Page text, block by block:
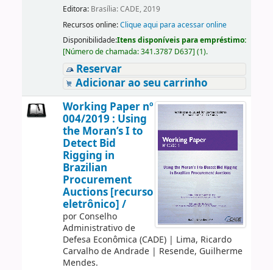
Editora: Brasília: CADE, 2019
Recursos online:Clique aqui para acessar online
Disponibilidade:Itens disponíveis para empréstimo:
[Número de chamada:341.3787 D637] (1).
Reservar
Adicionar ao seu carrinho
Working Paper nº
004/2019 : Using
the Moran’s I to
Detect Bid
Rigging in
Brazilian
Procurement
Auctions [recurso
eletrônico] /
por Conselho
Administrativo de
Defesa Econômica (CADE)| Lima, Ricardo
Carvalho de Andrade| Resende, Guilherme
Mendes.